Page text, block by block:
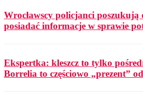
Wrocławscy policjanci poszukują
posiadać informacje w sprawie
Ekspertka: kleszcz to tylko
Borrelia to częściowo „prezent”